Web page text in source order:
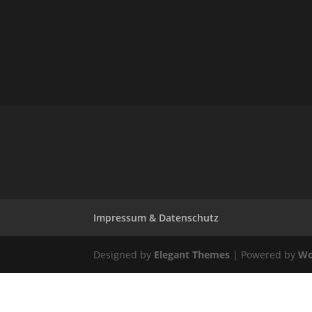
Impressum & Datenschutz
Designed by Elegant Themes | Powered by